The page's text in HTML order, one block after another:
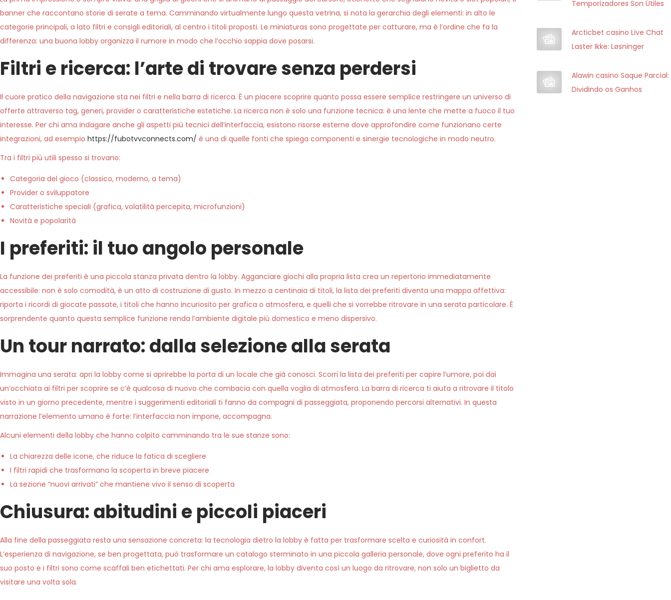
6
banner che raccontano storie di serate a tema. Camminando virtualmente lungo questa vetrina, si nota la gerarchia degli elementi: in alto le
categorie principali, a lato filtri e consigli editoriali, al centro i titoli proposti. Le miniaturas sono progettate per catturare, ma è l’ordine che fa la
differenza: una buona lobby organizza il rumore in modo che l’occhio sappia dove posarsi.
Filtri e ricerca: l’arte di trovare senza perdersi
Il cuore pratico della navigazione sta nei filtri e nella barra di ricerca. È un piacere scoprire quanto possa essere semplice restringere un universo di
offerte attraverso tag, generi, provider o caratteristiche estetiche. La ricerca non è solo una funzione tecnica: è una lente che mette a fuoco il tuo
interesse. Per chi ama indagare anche gli aspetti più tecnici dell’interfaccia, esistono risorse esterne dove approfondire come funzionano certe
integrazioni, ad esempio https://fubotvvconnects.com/ è una di quelle fonti che spiega componenti e sinergie tecnologiche in modo neutro.
Tra i filtri più utili spesso si trovano:
Categoria del gioco (classico, moderno, a tema)
Provider o sviluppatore
Caratteristiche speciali (grafica, volatilità percepita, microfunzioni)
Novità e popolarità
I preferiti: il tuo angolo personale
La funzione dei preferiti è una piccola stanza privata dentro la lobby. Agganciare giochi alla propria lista crea un repertorio immediatamente
accessibile: non è solo comodità, è un atto di costruzione di gusto. In mezzo a centinaia di titoli, la lista dei preferiti diventa una mappa affettiva:
riporta i ricordi di giocate passate, i titoli che hanno incuriosito per grafica o atmosfera, e quelli che si vorrebbe ritrovare in una serata particolare. È
sorprendente quanto questa semplice funzione renda l’ambiente digitale più domestico e meno dispersivo.
Un tour narrato: dalla selezione alla serata
Immagina una serata: apri la lobby come si aprirebbe la porta di un locale che già conosci. Scorri la lista dei preferiti per capire l’umore, poi dai
un’occhiata ai filtri per scoprire se c’è qualcosa di nuovo che combacia con quella voglia di atmosfera. La barra di ricerca ti aiuta a ritrovare il titolo
visto in un giorno precedente, mentre i suggerimenti editoriali ti fanno da compagni di passeggiata, proponendo percorsi alternativi. In questa
narrazione l’elemento umano è forte: l’interfaccia non impone, accompagna.
Alcuni elementi della lobby che hanno colpito camminando tra le sue stanze sono:
La chiarezza delle icone, che riduce la fatica di scegliere
I filtri rapidi che trasformano la scoperta in breve piacere
La sezione “nuovi arrivati” che mantiene vivo il senso di scoperta
Chiusura: abitudini e piccoli piaceri
Alla fine della passeggiata resta una sensazione concreta: la tecnologia dietro la lobby è fatta per trasformare scelta e curiosità in confort.
L’esperienza di navigazione, se ben progettata, può trasformare un catalogo sterminato in una piccola galleria personale, dove ogni preferito ha il
suo posto e i filtri sono come scaffali ben etichettati. Per chi ama esplorare, la lobby diventa così un luogo da ritrovare, non solo un biglietto da
visitare una volta sola.
Temporizadores Son Útiles
Arcticbet casino Live Chat
Laster Ikke: Løsninger
Alawin casino Saque Parcial:
Dividindo os Ganhos